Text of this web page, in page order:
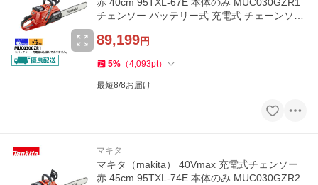
チェンソー バッテリー式 充電式 チェーンソー
89,199円
5% （4,093pt）
最短8/8お届け
マキタ
マキタ（makita） 40Vmax 充電式チェンソー
赤 45cm 95TXL-74E 本体のみ MUC030GZR2